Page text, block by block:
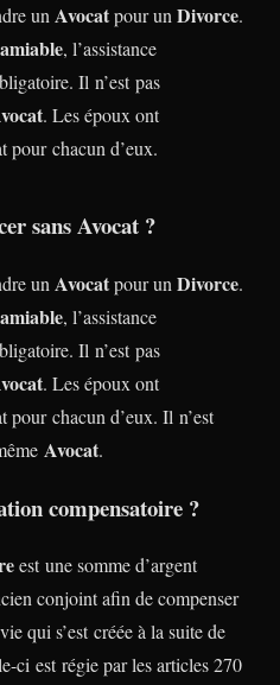
unAvocatpour unDivorce.
amiable, l’assistance
Il n’est pas
. Les époux ont
pour chacun d’eux.
sans Avocat ?
un Avocatpour un Divorce.
amiable, l’assistance
Il n’est pas
. Les époux ont
pour chacun d’eux. Il n’est
Avocat.
compensatoire ?
est une somme d’argent
conjoint afin de compenser
qui s’est créée à la suite de
ci est régie par les articles 270